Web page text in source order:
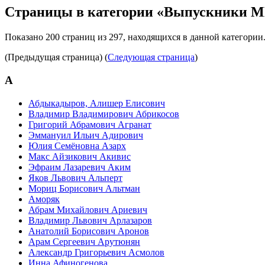
Страницы в категории «Выпускники
Показано 200 страниц из 297, находящихся в данной категории.
(Предыдущая страница) (Следующая страница)
А
Абдыкадыров, Алишер Елисович
Владимир Владимирович Абрикосов
Григорий Абрамович Агранат
Эммануил Ильич Адирович
Юлия Семёновна Азарх
Макс Айзикович Акивис
Эфраим Лазаревич Аким
Яков Львович Альперт
Мориц Борисович Альтман
Аморяк
Абрам Михайлович Ариевич
Владимир Львович Арлазаров
Анатолий Борисович Аронов
Арам Сергеевич Арутюнян
Александр Григорьевич Асмолов
Инна Афиногенова